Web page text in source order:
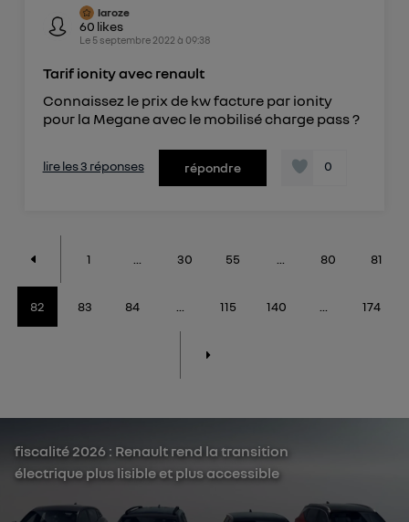
laroze
60 likes
Le 5 septembre 2022 à 09:38
Tarif ionity avec renault
Connaissez le prix de kw facture par ionity
pour la Megane avec le mobilisé charge pass ?
lire les 3 réponses répondre 0
1 30 55 80 81
82 83 84 ... 115 140 ... 174
fiscalité 2026 : Renault rend la transition
électrique plus lisible et plus accessible